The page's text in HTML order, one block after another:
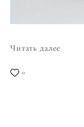
Читать далее
0